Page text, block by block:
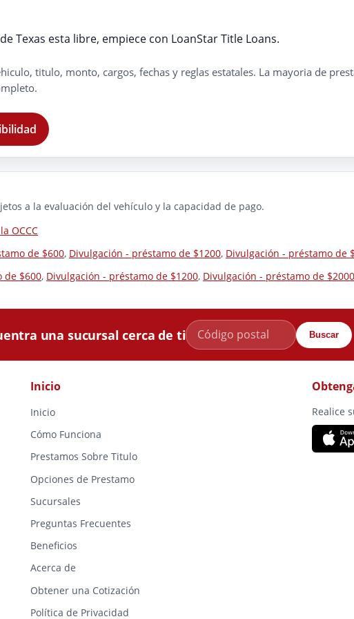
Texas esta libre, empiece con LoanStar Title Loans.
titulo, monto, cargos, fechas y reglas estatales. La mayoria de
a la evaluación del vehículo y la capacidad de pago.
OCCC
de $600, Divulgación - préstamo de $1200, Divulgación - préstamo de
de $600, Divulgación - préstamo de $1200, Divulgación - préstamo de $2000
una sucursal cerca de ti Buscar
Inicio
Inicio
Cómo Funciona
Prestamos Sobre Titulo
Opciones de Prestamo
Sucursales
Preguntas Frecuentes
Beneficios
Acerca de
Obtener una Cotización
Política de Privacidad
Realice